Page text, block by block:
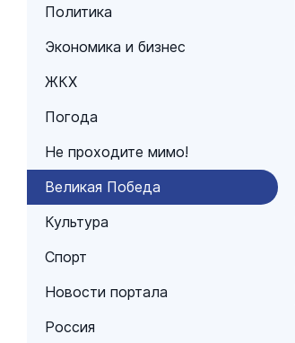
Политика
Экономика и бизнес
ЖКХ
Погода
Не проходите мимо!
Великая Победа
Культура
Спорт
Новости портала
Россия